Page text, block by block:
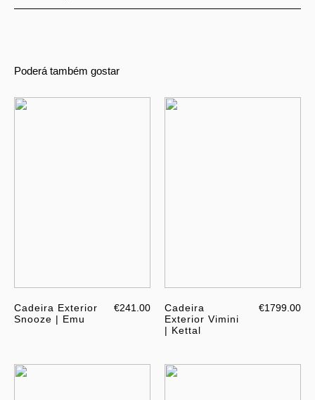
Poderá também gostar
Cadeira Exterior
Snooze | Emu
€241.00
Cadeira
Exterior Vimini
| Kettal
€1799.00